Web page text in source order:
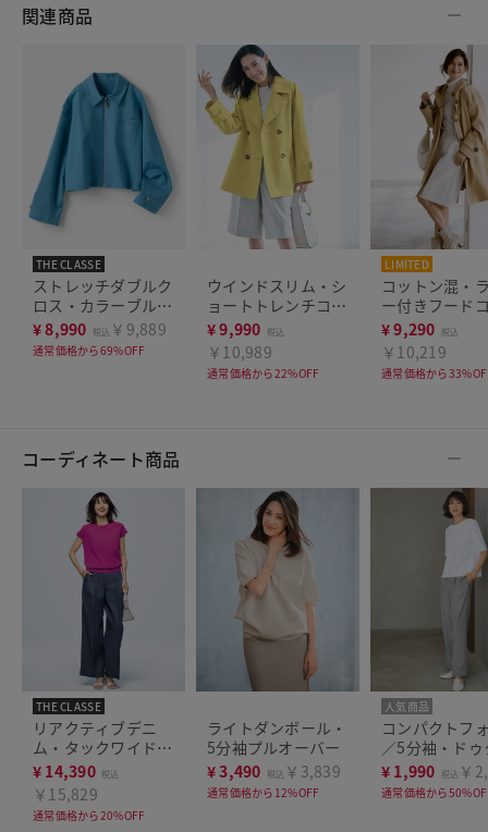
関連商品
THE CLASSE
ストレッチダブルク
ロス・カラーブルゾ
ン
¥8,990 税込 ￥9,889
通常価格から69%OFF
ウインドスリム・シ
ョートトレンチコー
ト
¥9,990 税込
￥10,989
通常価格から22%OFF
LIMITED
コットン混・
ー付きフード
¥9,290 税込
￥10,219
通常価格から
コーディネート商品
THE CLASSE
リアクティブデニ
ム・タックワイドパ
ンツ
¥ 14,390 税込
￥15,829
通常価格から20%OFF
ライトダンボール・
5分袖プルオーバー
¥3,490 税込 ￥3,839
通常価格から12%OFF
人気商品
コンパクトフ
／5分袖・ド
ッセTシャツ
¥ 1,990 税込 ￥
通常価格から